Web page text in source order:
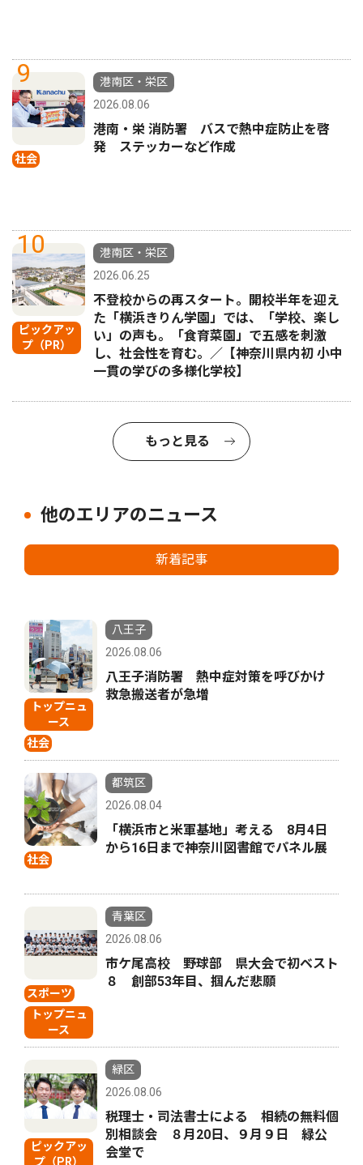
9
社会
港南区・栄区
2026.08.06
港南・栄 消防署 バスで熱中症防止を啓
発 ステッカーなど作成
10
ピックアッ
プ（PR）
港南区・栄区
2026.06.25
不登校からの再スタート。開校半年を迎え
た「横浜きりん学園」では、「学校、楽し
い」の声も。「食育菜園」で五感を刺激
し、社会性を育む。／【神奈川県内初 小中
一貫の学びの多様化学校】
もっと見る
他のエリアのニュース
新着記事
トップニュ
ース
社会
八王子
2026.08.06
八王子消防署 熱中症対策を呼びかけ
救急搬送者が急増
社会
都筑区
2026.08.04
「横浜市と米軍基地」考える 8月4日
から16日まで神奈川図書館でパネル展
スポーツ
トップニュ
ース
青葉区
2026.08.06
市ケ尾高校 野球部 県大会で初ベスト
８ 創部53年目、掴んだ悲願
ピックアッ
プ（PR）
緑区
2026.08.06
税理士・司法書士による 相続の無料個
別相談会 ８月20日、９月９日 緑公
会堂で